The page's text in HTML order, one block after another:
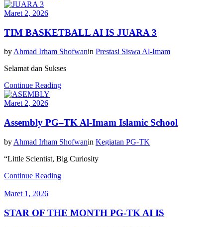
Maret 2, 2026
TIM BASKETBALL AI IS JUARA 3
byAhmad Irham Shofwanin Prestasi Siswa Al-Imam
Selamat dan Sukses
Continue Reading
Maret 2, 2026
Assembly PG–TK Al-Imam Islamic School
by Ahmad Irham Shofwanin Kegiatan PG-TK
“Little Scientist, Big Curiosity
Continue Reading
Maret 1, 2026
STAR OF THE MONTH PG-TK AI IS